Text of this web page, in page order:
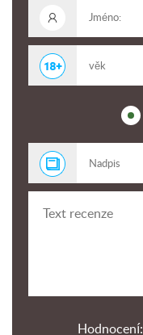
Hodnocení: